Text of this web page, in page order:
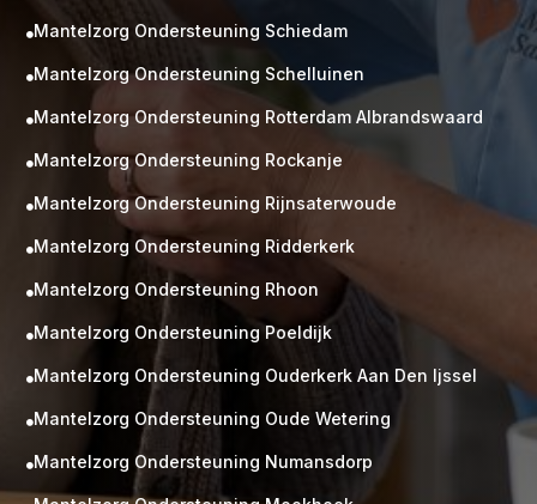
Mantelzorg Ondersteuning Schiedam
Mantelzorg Ondersteuning Schelluinen
Mantelzorg Ondersteuning Rotterdam Albrandswaard
Mantelzorg Ondersteuning Rockanje
Mantelzorg Ondersteuning Rijnsaterwoude
Mantelzorg Ondersteuning Ridderkerk
Mantelzorg Ondersteuning Rhoon
Mantelzorg Ondersteuning Poeldijk
Mantelzorg Ondersteuning Ouderkerk Aan Den Ijssel
Mantelzorg Ondersteuning Oude Wetering
Mantelzorg Ondersteuning Numansdorp